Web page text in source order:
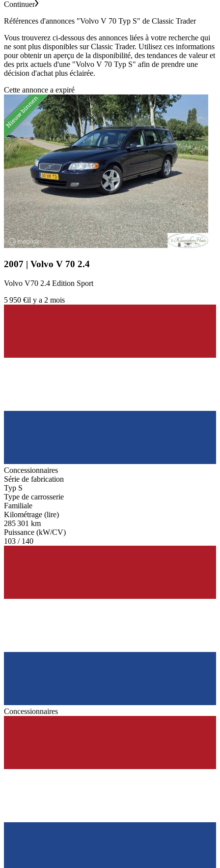
Continuer
Références d'annonces "Volvo V 70 Typ S" de Classic Trader
Vous trouverez ci-dessous des annonces liées à votre recherche qui
ne sont plus disponibles sur Classic Trader. Utilisez ces informations
pour obtenir un aperçu de la disponibilité, des tendances de valeur et
des prix actuels d'une "Volvo V 70 Typ S" afin de prendre une
décision d'achat plus éclairée.
Cette annonce a expiré
2007 | Volvo V 70 2.4
Volvo V70 2.4 Edition Sport
5 950 €il y a 2 mois
Concessionnaires
Série de fabrication
Typ S
Type de carrosserie
Familiale
Kilométrage (lire)
285 301 km
Puissance (kW/CV)
103 / 140
Concessionnaires